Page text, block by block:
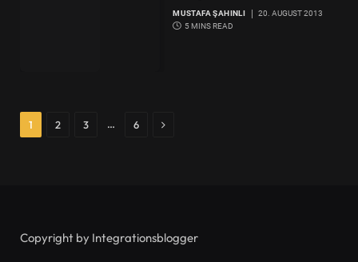
MUSTAFA ŞAHINLI
20. AUGUST 2013
5 MINS READ
1 2 3 … 6 Next
Copyright by Integrationsblogger